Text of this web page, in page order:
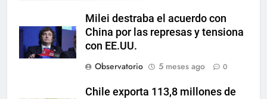
Milei destraba el acuerdo con
China por las represas y tensiona
con EE.UU.
Observatorio
5 meses ago 0
Chile exporta 113,8 millones de